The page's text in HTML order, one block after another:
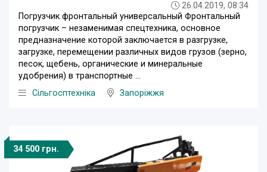
26.04.2019, 08:34
Погрузчик фронтальный универсальный Фронтальный
погрузчик – незаменимая спецтехника, основное
предназначение которой заключается в разгрузке,
загрузке, перемещении различных видов грузов (зерно,
песок, щебень, органические и минеральные
удобрения) в транспортные ...
Сільгосптехніка
Запоріжжя
34 500 грн.